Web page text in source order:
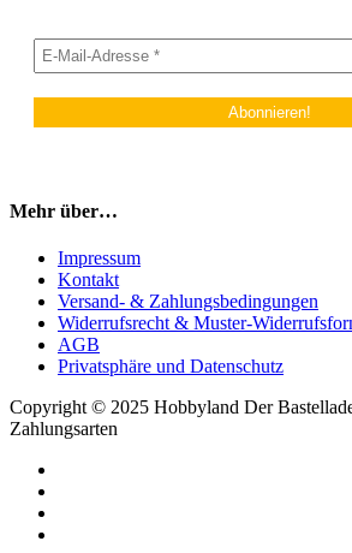
Mehr über…
Impressum
Kontakt
Versand- & Zahlungsbedingungen
Widerrufsrecht & Muster-
AGB
Privatsphäre und Datenschutz
Copyright © 2025 Hobbyland Der
Zahlungsarten